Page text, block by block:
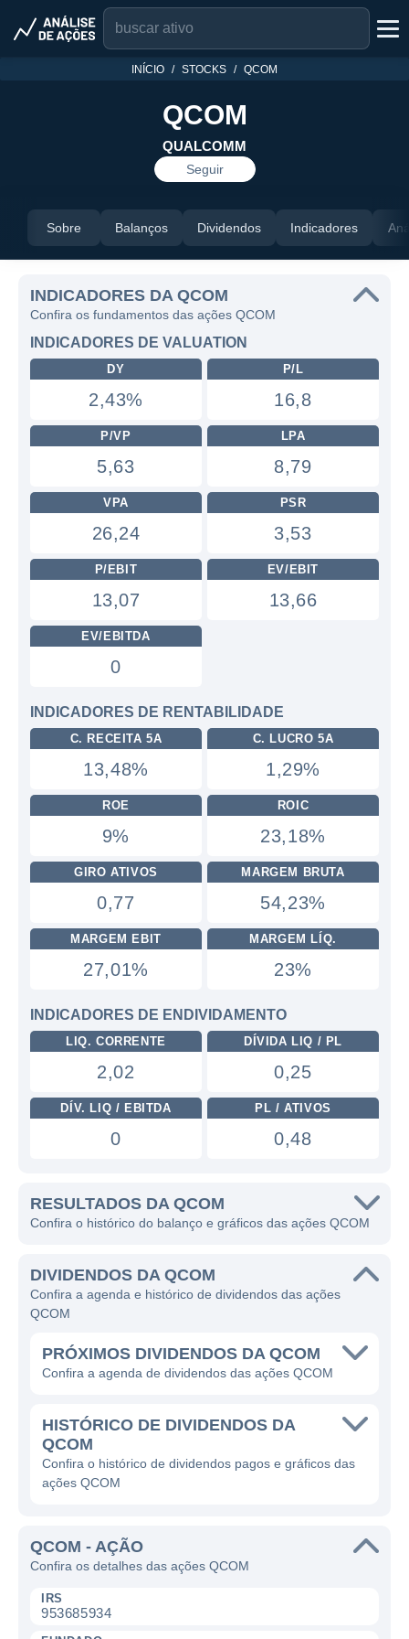
INÍCIO STOCKS QCOM
QCOM
QUALCOMM
Seguir
Sobre Balanços Dividendos Indicadores
INDICADORES DA QCOM
Confira os fundamentos das ações QCOM
INDICADORES DE VALUATION
DY
2,43%
P/L
16,8
P/VP
5,63
LPA
8,79
VPA
26,24
PSR
3,53
P/EBIT
13,07
EV/EBIT
13,66
EV/EBITDA
0
INDICADORES DE RENTABILIDADE
C. RECEITA 5A
13,48%
C. LUCRO 5A
1,29%
ROE
9%
ROIC
23,18%
GIRO ATIVOS
0,77
MARGEM BRUTA
54,23%
MARGEM EBIT
27,01%
MARGEM LÍQ.
23%
INDICADORES DE ENDIVIDAMENTO
LIQ. CORRENTE
2,02
DÍVIDA LIQ / PL
0,25
DÍV. LIQ / EBITDA
0
PL / ATIVOS
0,48
RESULTADOS DA QCOM
Confira o histórico do balanço e gráficos das ações QCOM
DIVIDENDOS DA QCOM
Confira a agenda e histórico de dividendos das ações
QCOM
PRÓXIMOS DIVIDENDOS DA QCOM
Confira a agenda de dividendos das ações QCOM
HISTÓRICO DE DIVIDENDOS DA
QCOM
Confira o histórico de dividendos pagos e gráficos das
ações QCOM
QCOM - AÇÃO
Confira os detalhes das ações QCOM
IRS
953685934